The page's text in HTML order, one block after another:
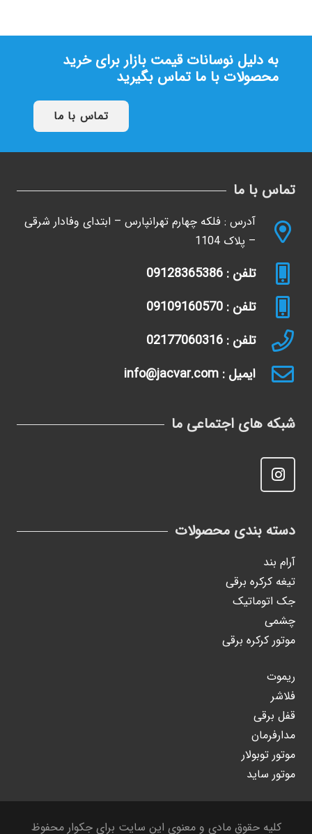
به دلیل نوسانات قیمت بازار برای خرید
محصولات با ما تماس بگیرید
تماس با ما
تماس با ما
آدرس : فلکه چهارم تهرانپارس – ابتدای وفادار شرقی
– پلاک 1104
تلفن : 09128365386
تلفن : 09109160570
تلفن : 02177060316
ایمیل : info@jacvar.com
شبکه های اجتماعی ما
دسته بندی محصولات
آرام بند
تیغه کرکره برقی
جک اتوماتیک
چشمی
موتور کرکره برقی
ریموت
فلاشر
قفل برقی
مدارفرمان
موتور توبولار
موتور ساید
کلیه حقوق مادی و معنوی این سایت برای جکوار محفوظ